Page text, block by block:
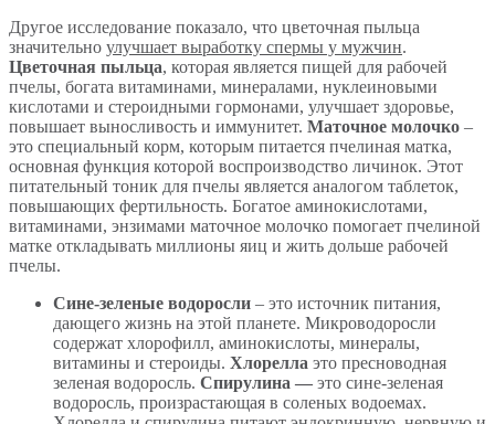
Другое исследование показало, что цветочная пыльца
значительно улучшает выработку спермы у мужчин.
Цветочная пыльца, которая является пищей для рабочей
пчелы, богата витаминами, минералами, нуклеиновыми
кислотами и стероидными гормонами, улучшает здоровье,
повышает выносливость и иммунитет. Маточное молочко –
это специальный корм, которым питается пчелиная матка,
основная функция которой воспроизводство личинок. Этот
питательный тоник для пчелы является аналогом таблеток,
повышающих фертильность. Богатое аминокислотами,
витаминами, энзимами маточное молочко помогает пчелиной
матке откладывать миллионы яиц и жить дольше рабочей
пчелы.
Сине-зеленые водоросли – это источник питания,
дающего жизнь на этой планете. Микроводоросли
содержат хлорофилл, аминокислоты, минералы,
витамины и стероиды. Хлорелла это пресноводная
зеленая водоросль. Спирулина — это сине-зеленая
водоросль, произрастающая в соленых водоемах.